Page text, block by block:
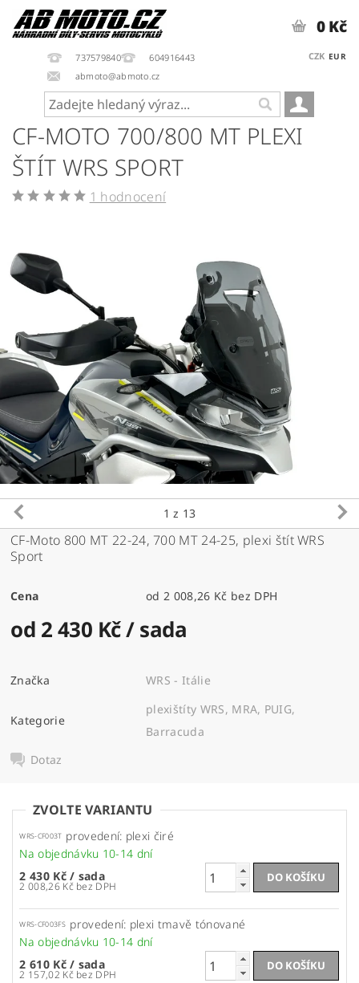
737579840
604916443
abmoto@abmoto.cz
CZK EUR
0 Kč
CF-MOTO 700/800 MT PLEXI
ŠTÍT WRS SPORT
1 hodnocení
1 z 13
CF-Moto 800 MT 22-24, 700 MT 24-25, plexi štít WRS
Sport
Cena od 2 008,26 Kč bez DPH
od 2 430 Kč/ sada
Značka WRS - Itálie
Kategorie
plexištíty WRS, MRA, PUIG,
Barracuda
Dotaz
ZVOLTE VARIANTU
WRS-CF003T provedení: plexi čiré
Na objednávku 10-14 dní
2 430 Kč/ sada
2 008,26 Kč bez DPH
WRS-CF003FS provedení: plexi tmavě tónované
Na objednávku 10-14 dní
2 610 Kč/ sada
2 157,02 Kč bez DPH